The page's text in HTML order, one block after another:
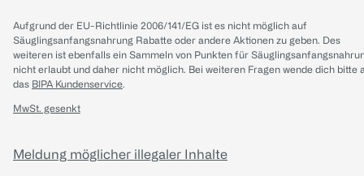
Aufgrund der EU-Richtlinie 2006/141/EG ist es nicht möglich auf
Säuglingsanfangsnahrung Rabatte oder andere Aktionen zu geben. Des
weiteren ist ebenfalls ein Sammeln von Punkten für
nicht erlaubt und daher nicht möglich. Bei weiteren Fragen wende dich bitte
das BIPA Kundenservice.
MwSt. gesenkt
Meldung möglicher illegaler Inhalte